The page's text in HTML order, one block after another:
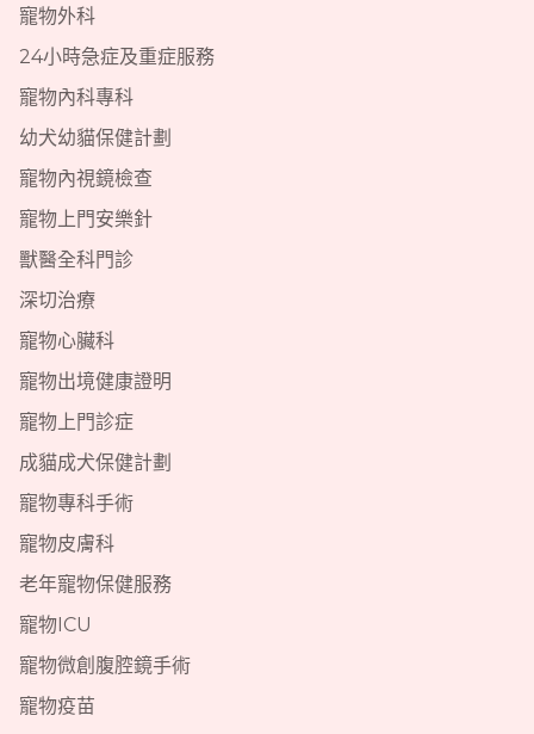
寵物外科
24小時急症及重症服務
寵物內科專科
幼犬幼貓保健計劃
寵物內視鏡檢查
寵物上門安樂針
獸醫全科門診
深切治療
寵物心臟科
寵物出境健康證明
寵物上門診症
成貓成犬保健計劃
寵物專科手術
寵物皮膚科
老年寵物保健服務
寵物ICU
寵物微創腹腔鏡手術
寵物疫苗